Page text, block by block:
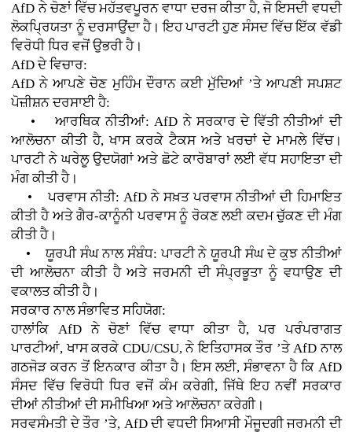
AfD ਨੇ ਚੋਣਾਂ ਵਿੱਚ ਮਹੱਤਵਪੂਰਨ ਵਾਧਾ ਦਰਜ ਕੀਤਾ ਹੈ, ਜੋ ਇਸਦੀ ਵਧਦੀ
ਲੋਕਪ੍ਰਿਯਤਾ ਨੂੰ ਦਰਸਾਉਂਦਾ ਹੈ। ਇਹ ਪਾਰਟੀ ਹੁਣ ਸੰਸਦ ਵਿੱਚ ਇੱਕ ਵੱਡੀ
ਵਿਰੋਧੀ ਧਿਰ ਵਜੋਂ ਉਭਰੀ ਹੈ।
AfD ਦੇ ਵਿਚਾਰ:
AfD ਨੇ ਆਪਣੇ ਚੋਣ ਮੁਹਿੰਮ ਦੌਰਾਨ ਕਈ ਮੁੱਦਿਆਂ ’ਤੇ ਆਪਣੀ ਸਪਸ਼ਟ
ਪੋਜ਼ੀਸ਼ਨ ਦਰਸਾਈ ਹੈ:
• ਆਰਥਿਕ ਨੀਤੀਆਂ: AfD ਨੇ ਸਰਕਾਰ ਦੇ ਵਿੱਤੀ ਨੀਤੀਆਂ ਦੀ
ਆਲੋਚਨਾ ਕੀਤੀ ਹੈ, ਖਾਸ ਕਰਕੇ ਟੈਕਸ ਅਤੇ ਖਰਚਾਂ ਦੇ ਮਾਮਲੇ ਵਿੱਚ।
ਪਾਰਟੀ ਨੇ ਘਰੇਲੂ ਉਦਯੋਗਾਂ ਅਤੇ ਛੋਟੇ ਕਾਰੋਬਾਰਾਂ ਲਈ ਵੱਧ ਸਹਾਇਤਾ ਦੀ
ਮੰਗ ਕੀਤੀ ਹੈ।
• ਪਰਵਾਸ ਨੀਤੀ: AfD ਨੇ ਸਖ਼ਤ ਪਰਵਾਸ ਨੀਤੀਆਂ ਦੀ ਹਿਮਾਇਤ
ਕੀਤੀ ਹੈ ਅਤੇ ਗੈਰ-ਕਾਨੂੰਨੀ ਪਰਵਾਸ ਨੂੰ ਰੋਕਣ ਲਈ ਕਦਮ ਚੁੱਕਣ ਦੀ ਮੰਗ
ਕੀਤੀ ਹੈ।
• ਯੂਰਪੀ ਸੰਘ ਨਾਲ ਸੰਬੰਧ: ਪਾਰਟੀ ਨੇ ਯੂਰਪੀ ਸੰਘ ਦੇ ਕੁਝ ਨੀਤੀਆਂ
ਦੀ ਆਲੋਚਨਾ ਕੀਤੀ ਹੈ ਅਤੇ ਜਰਮਨੀ ਦੀ ਸੰਪ੍ਰਭੂਤਾ ਨੂੰ ਵਧਾਉਣ ਦੀ
ਵਕਾਲਤ ਕੀਤੀ ਹੈ।
ਸਰਕਾਰ ਨਾਲ ਸੰਭਾਵਿਤ ਸਹਿਯੋਗ:
ਹਾਲਾਂਕਿ AfD ਨੇ ਚੋਣਾਂ ਵਿੱਚ ਵਾਧਾ ਕੀਤਾ ਹੈ, ਪਰ ਪਰੰਪਰਾਗਤ
ਪਾਰਟੀਆਂ, ਖਾਸ ਕਰਕੇ CDU/CSU, ਨੇ ਇਤਿਹਾਸਕ ਤੌਰ ’ਤੇ AfD ਨਾਲ
ਗਠਜੋੜ ਕਰਨ ਤੋਂ ਇਨਕਾਰ ਕੀਤਾ ਹੈ। ਇਸ ਲਈ, ਸੰਭਾਵਨਾ ਹੈ ਕਿ AfD
ਸੰਸਦ ਵਿੱਚ ਵਿਰੋਧੀ ਧਿਰ ਵਜੋਂ ਕੰਮ ਕਰੇਗੀ, ਜਿੱਥੇ ਇਹ ਨਵੀਂ ਸਰਕਾਰ
ਦੀਆਂ ਨੀਤੀਆਂ ਦੀ ਸਮੀਖਿਆ ਅਤੇ ਆਲੋਚਨਾ ਕਰੇਗੀ।
ਸਰਵਸੰਮਤੀ ਦੇ ਤੌਰ ’ਤੇ, AfD ਦੀ ਵਧਦੀ ਸਿਆਸੀ ਮੌਜੂਦਗੀ ਜਰਮਨੀ ਦੀ